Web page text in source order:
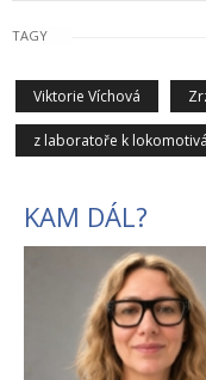
TAGY
Viktorie Víchová
z laboratoře k
KAM DÁL?